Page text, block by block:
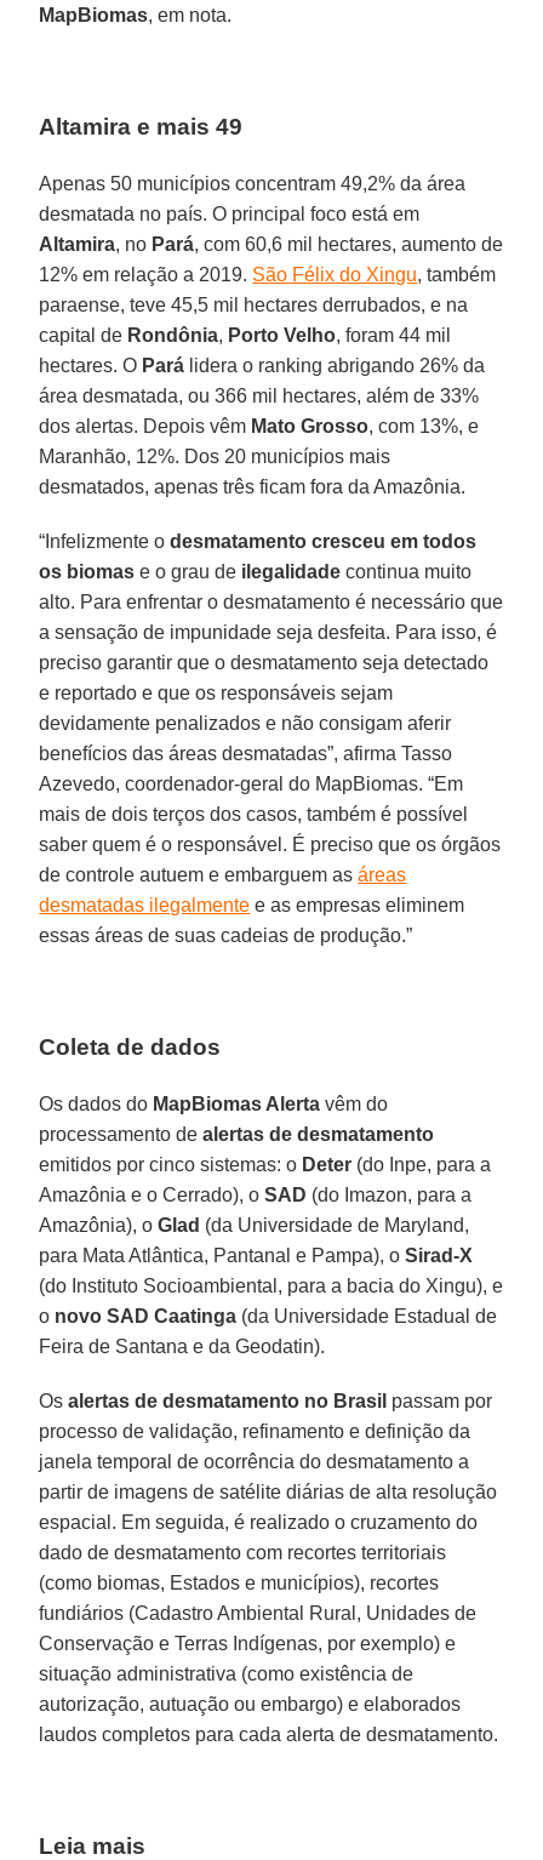
MapBiomas, em nota.
Altamira e mais 49
Apenas 50 municípios concentram 49,2% da área
desmatada no país. O principal foco está em
Altamira, no Pará, com 60,6 mil hectares, aumento de
12% em relação a 2019. São Félix do Xingu, também
paraense, teve 45,5 mil hectares derrubados, e na
capital de Rondônia, Porto Velho, foram 44 mil
hectares. O Pará lidera o ranking abrigando 26% da
área desmatada, ou 366 mil hectares, além de 33%
dos alertas. Depois vêm Mato Grosso, com 13%, e
Maranhão, 12%. Dos 20 municípios mais
desmatados, apenas três ficam fora da Amazônia.
“Infelizmente odesmatamento cresceu em todos
os biomas e o grau de ilegalidade continua muito
alto. Para enfrentar o desmatamento é necessário que
a sensação de impunidade seja desfeita. Para isso, é
preciso garantir que o desmatamento seja detectado
e reportado e que os responsáveis sejam
devidamente penalizados e não consigam aferir
benefícios das áreas desmatadas”, afirma Tasso
Azevedo, coordenador-geral do MapBiomas. “Em
mais de dois terços dos casos, também é possível
saber quem é o responsável. É preciso que os órgãos
de controle autuem e embarguem asáreas
desmatadas ilegalmente e as empresas eliminem
essas áreas de suas cadeias de produção.”
Coleta de dados
Os dados do MapBiomas Alerta vêm do
processamento dealertas de desmatamento
emitidos por cinco sistemas: o Deter (do Inpe, para a
Amazônia e o Cerrado), oSAD (do Imazon, para a
Amazônia), oGlad (da Universidade de Maryland,
para Mata Atlântica, Pantanal e Pampa), oSirad-X
(do Instituto Socioambiental, para a bacia do Xingu), e
o novo SAD Caatinga (da Universidade Estadual de
Feira de Santana e da Geodatin).
Osalertas de desmatamento no Brasil passam por
processo de validação, refinamento e definição da
janela temporal de ocorrência do desmatamento a
partir de imagens de satélite diárias de alta resolução
espacial. Em seguida, é realizado o cruzamento do
dado de desmatamento com recortes territoriais
(como biomas, Estados e municípios), recortes
fundiários (Cadastro Ambiental Rural, Unidades de
Conservação e Terras Indígenas, por exemplo) e
situação administrativa (como existência de
autorização, autuação ou embargo) e elaborados
laudos completos para cada alerta de desmatamento.
Leia mais